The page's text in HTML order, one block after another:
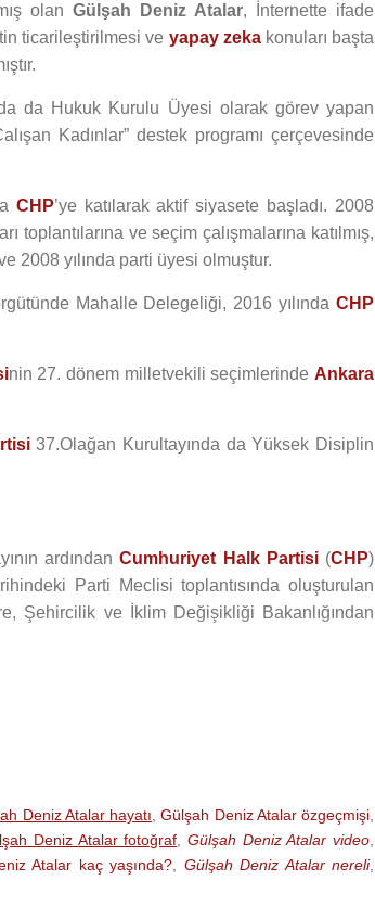
olan Gülşah Deniz Atalar, İnternette ifade
ticarileştirilmesi ve yapay zekakonuları başta
da Hukuk Kurulu Üyesi olarak görev yapan
Kadınlar” destek programı çerçevesinde
CHP’ye katılarak aktif siyasete başladı. 2008
toplantılarına ve seçim çalışmalarına katılmış,
2008 yılında parti üyesi olmuştur.
Mahalle Delegeliği, 2016 yılındaCHP
nin 27. dönem milletvekili seçimlerindeAnkara
37.Olağan Kurultayında da Yüksek Disiplin
ardındanCumhuriyet Halk Partisi(CHP)
Parti Meclisi toplantısında oluşturulan
Şehircilik ve İklim Değişikliği Bakanlığından
Deniz Atalar hayatı ,Gülşah Deniz Atalar özgeçmişi
Deniz Atalar fotoğraf Gülşah Deniz Atalar video
Atalar kaç yaşında? Gülşah Deniz Atalar nereli,